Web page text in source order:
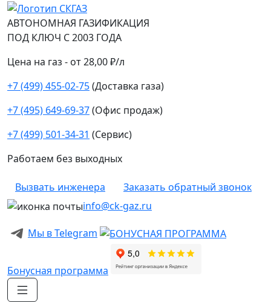
АВТОНОМНАЯ ГАЗИФИКАЦИЯ
ПОД КЛЮЧ С 2003 ГОДА
Цена на газ - от 28,00 ₽/л
+7 (499) 455-02-75(Доставка газа)
+7 (495) 649-69-37(Офис продаж)
+7 (499) 501-34-31 (Сервис)
Работаем без выходных
Вызвать инженера
Заказать обратный звонок
info@ck-gaz.ru
Мы в Telegram
Бонусная программа